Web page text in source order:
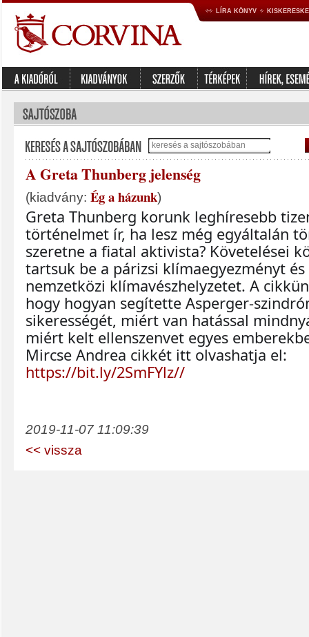
LÍRA KÖNYV
A Greta Thunberg jelenség
(kiadvány: Ég a házunk)
Greta Thunberg korunk leghíresebb
történelmet ír, ha lesz még egyáltalán
szeretne a fiatal aktivista? Követelései
tartsuk be a párizsi klímaegyezményt
nemzetközi klímavészhelyzetet. A
hogy hogyan segítette Asperger-
sikerességét, miért van hatással
miért kelt ellenszenvet egyes
https://bit.ly/2SmFYlz//
2019-11-07 11:09:39
<< vissza